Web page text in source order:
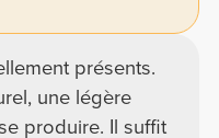
présents.
une légère
produire. Il suffit